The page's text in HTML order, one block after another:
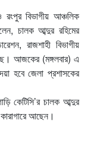
বিভাগীয় আঞ্চলিক
চালক আব্দুর রহিমের
রাজশাহী বিভাগীয়
আজকের (মঙ্গলবার) এ
হবে জেলা প্রশাসকের
কেটিসি’র চালক আব্দুর
আছেন।